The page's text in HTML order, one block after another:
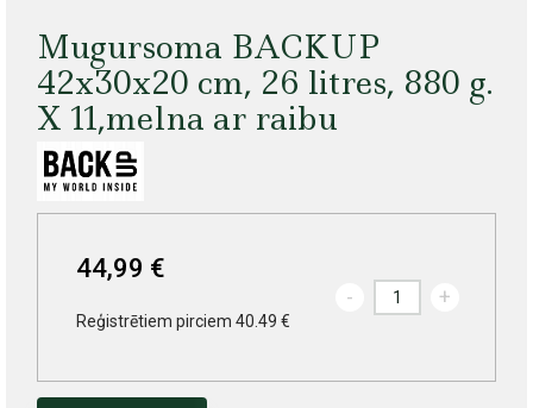
Mugursoma BACKUP
42x30x20 cm, 26 litres, 880 g.
X 11,melna ar raibu
44,99 €
Reģistrētiem pirciem 40.49 €
- +